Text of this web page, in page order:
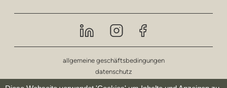
allgemeine geschäftsbedingungen
datenschutz